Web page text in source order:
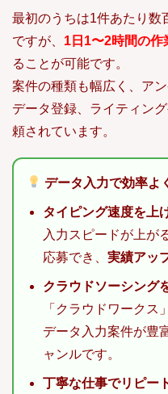
最初のうちは1件あたり数
ですが、 1日1〜2時間の作
ることが可能です。
案件の種類も幅広く、ア
データ登録、ライティン
頼されています。
データ入力で効率よ
タイピング速度を上
入力スピードが上が
応募でき、 実績アッ
クラウドソーシング
「クラウドワークス
データ入力案件が豊
ャンルです。
丁寧な仕事でリピー